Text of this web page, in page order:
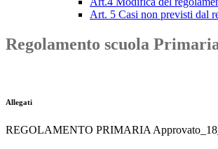
Art. 5 Casi non previsti dal
Regolamento scuola
Allegati
REGOLAMENTO PRIMARIA